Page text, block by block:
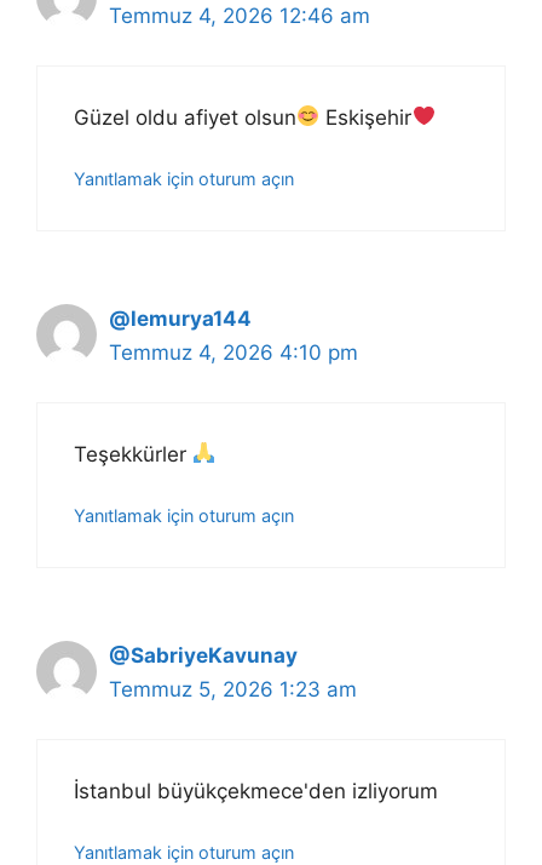
Temmuz 4, 2026 12:46 am
Güzel oldu afiyet olsun Eskişehir
Yanıtlamak için oturum açın
@lemurya144
Temmuz 4, 2026 4:10 pm
Teşekkürler
Yanıtlamak için oturum açın
@SabriyeKavunay
Temmuz 5, 2026 1:23 am
İstanbul büyükçekmece'den izliyorum
Yanıtlamak için oturum açın